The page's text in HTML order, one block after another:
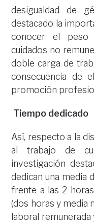
desigualdad de
destacado la
conocer el peso
cuidados no
doble carga de
consecuencia de
promoción
Tiempo dedicado
Así, respecto a la
al trabajo de
investigación
dedican una media
frente a las 2
(dos horas y media
laboral